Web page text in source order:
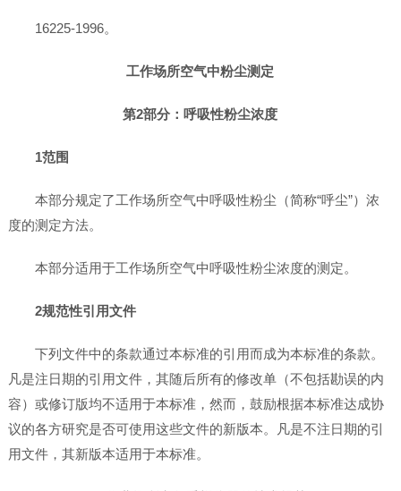
16225-1996。
工作场所空气中粉尘测定
第2部分：呼吸性粉尘浓度
1范围
本部分规定了工作场所空气中呼吸性粉尘（简称“呼尘”）浓
度的测定方法。
本部分适用于工作场所空气中呼吸性粉尘浓度的测定。
2规范性引用文件
下列文件中的条款通过本标准的引用而成为本标准的条款。
凡是注日期的引用文件，其随后所有的修改单（不包括勘误的内
容）或修订版均不适用于本标准，然而，鼓励根据本标准达成协
议的各方研究是否可使用这些文件的新版本。凡是不注日期的引
用文件，其新版本适用于本标准。